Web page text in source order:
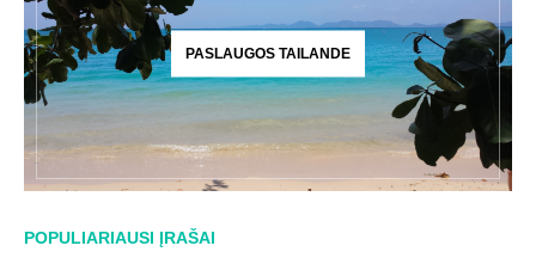
PASLAUGOS TAILANDE
POPULIARIAUSI ĮRAŠAI